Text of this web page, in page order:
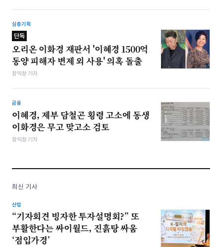
심층기획
단독
오리온 이화경 재판서 '이혜경 1500억
동양 피해자 변제 외 사용' 의혹 돌출
장익창 기자
금융
이혜경, 제부 담철곤 횡령 고소에 동생
이화경은 무고 맞고소 검토
장익창 기자
최신 기사
산업
“기자회견 빙자한 투자설명회?” 또
부활한다는 싸이월드, 진흙탕 싸움
‘점입가경’